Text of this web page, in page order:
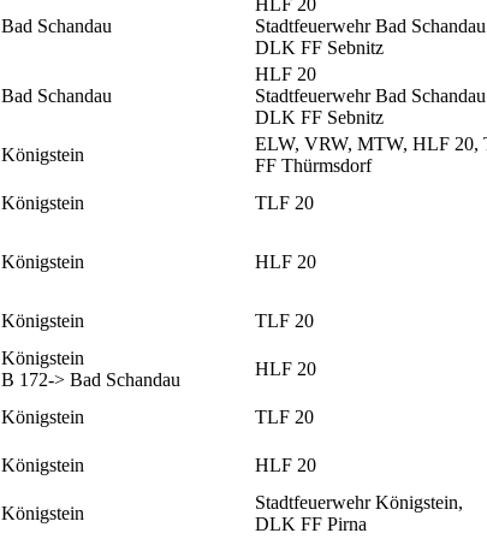
Bad Schandau
Stadtfeuerwehr Bad Schandau
DLK FF Sebnitz
Bad Schandau
HLF 20
Stadtfeuerwehr Bad Schandau
DLK FF Sebnitz
Königstein
ELW, VRW, MTW, HLF 20,
FF Thürmsdorf
Königstein TLF 20
Königstein HLF 20
Königstein TLF 20
Königstein
B 172-> Bad Schandau
HLF 20
Königstein TLF 20
Königstein HLF 20
Königstein
Stadtfeuerwehr Königstein,
DLK FF Pirna